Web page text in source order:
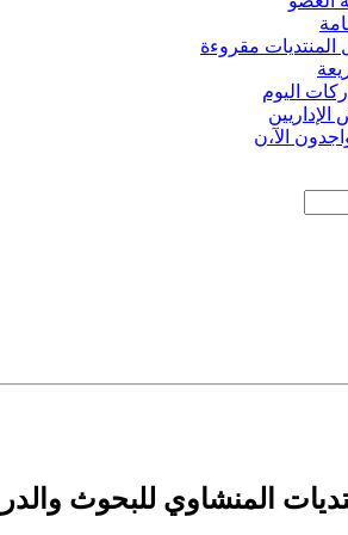
المنتديات مقروءة
اليوم
الآ،ن
المنشاوي للبحوث